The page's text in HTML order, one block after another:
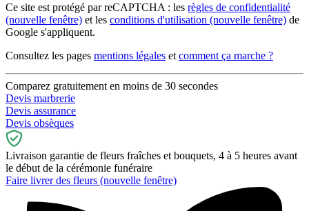
Ce site est protégé par reCAPTCHA : les règles de confidentialité
(nouvelle fenêtre) et les conditions d'utilisation (nouvelle fenêtre) de
Google s'appliquent.
Consultez les pages mentions légales et comment ça marche ?
Comparez gratuitement en moins de 30 secondes
Devis marbrerie
Devis assurance
Devis obsèques
Livraison garantie de fleurs fraîches et bouquets, 4 à 5 heures avant
le début de la cérémonie funéraire
Faire livrer des fleurs (nouvelle fenêtre)